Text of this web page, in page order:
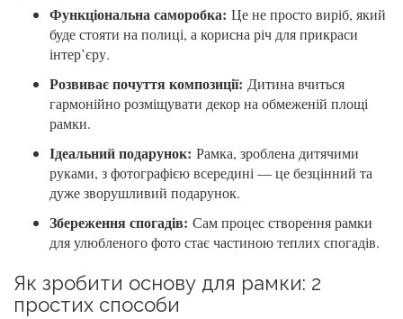
Функціональна саморобка: Це не просто виріб, який
буде стояти на полиці, а корисна річ для прикраси
інтер’єру.
Розвиває почуття композиції: Дитина вчиться
гармонійно розміщувати декор на обмеженій площі
рамки.
Ідеальний подарунок: Рамка, зроблена дитячими
руками, з фотографією всередині — це безцінний та
дуже зворушливий подарунок.
Збереження спогадів: Сам процес створення рамки
для улюбленого фото стає частиною теплих спогадів.
Як зробити основу для рамки: 2
простих способи